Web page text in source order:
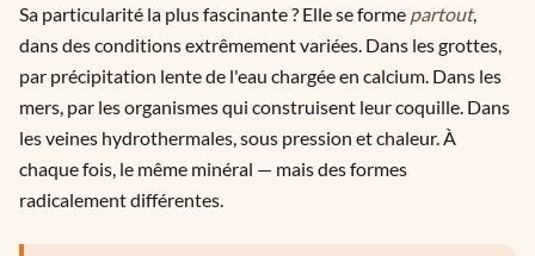
Sa particularité la plus fascinante ? Elle se forme partout,
dans des conditions extrêmement variées. Dans les grottes,
par précipitation lente de l'eau chargée en calcium. Dans les
mers, par les organismes qui construisent leur coquille. Dans
les veines hydrothermales, sous pression et chaleur. À
chaque fois, le même minéral — mais des formes
radicalement différentes.